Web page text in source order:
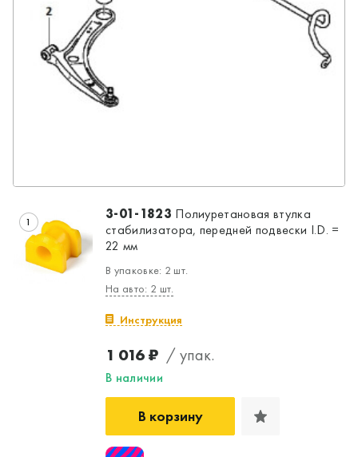
1 3-01-1823 Полиуретановая втулка
стабилизатора, передней подвески I.D. =
22 мм
В упаковке: 2 шт.
На авто: 2 шт.
Инструкция
1 016 ₽ / упак.
В наличии
В корзину